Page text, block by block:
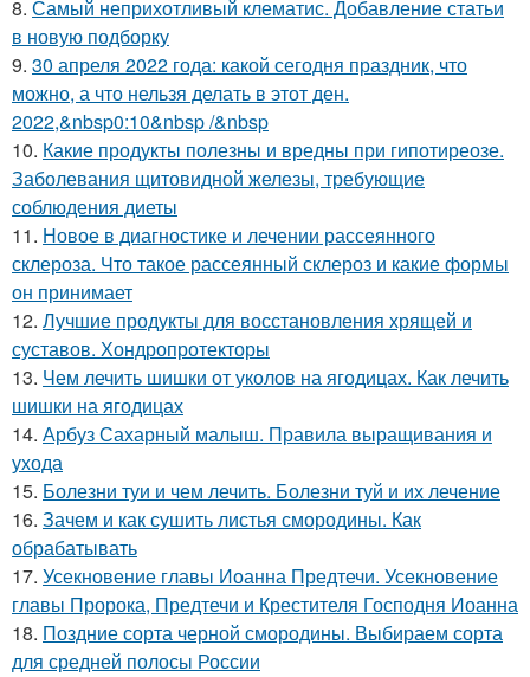
8. Самый неприхотливый клематис. Добавление статьи
в новую подборку
9. 30 апреля 2022 года: какой сегодня праздник, что
можно, а что нельзя делать в этот ден.
2022,&nbsp0:10&nbsp /&nbsp
10. Какие продукты полезны и вредны при гипотиреозе.
Заболевания щитовидной железы, требующие
соблюдения диеты
11. Новое в диагностике и лечении рассеянного
склероза. Что такое рассеянный склероз и какие формы
он принимает
12. Лучшие продукты для восстановления хрящей и
суставов. Хондропротекторы
13. Чем лечить шишки от уколов на ягодицах. Как лечить
шишки на ягодицах
14. Арбуз Сахарный малыш. Правила выращивания и
ухода
15. Болезни туи и чем лечить. Болезни туй и их лечение
16. Зачем и как сушить листья смородины. Как
обрабатывать
17. Усекновение главы Иоанна Предтечи. Усекновение
главы Пророка, Предтечи и Крестителя Господня Иоанна
18. Поздние сорта черной смородины. Выбираем сорта
для средней полосы России